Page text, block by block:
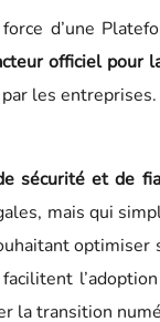
d’une
officiel pour
les entreprises.
sécurité et de
mais qui
la transition